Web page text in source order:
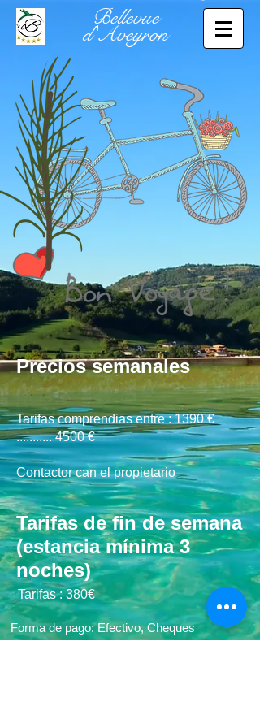
Bellevue
d'Aveyron
Precios semanales
Tarifas comprendias entre : 1390 €
........... 4500 €
Contactor can el propietario
Tarifas de fin de semana
(estancia mínima 3
noches)
Tarifas : 380€
Forma de pago: Efectivo, Cheques
30% de depósito a pagar en el momento